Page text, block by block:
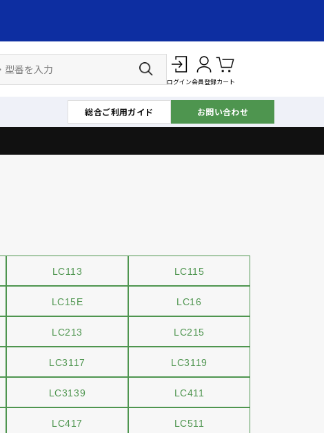
ログイン会員登録カート
総合ご利用ガイド お問い合わせ
LC113 LC115
LC15E LC16
LC213 LC215
LC3117 LC3119
LC3139 LC411
LC417 LC511